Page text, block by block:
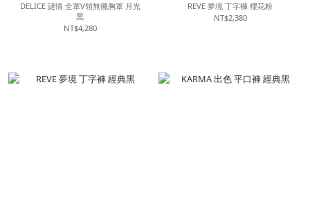
DELICE 謎情 全罩V領無襯胸罩 月光
黑
NT$4,280
REVE 夢境 丁字褲 櫻花粉
NT$2,380